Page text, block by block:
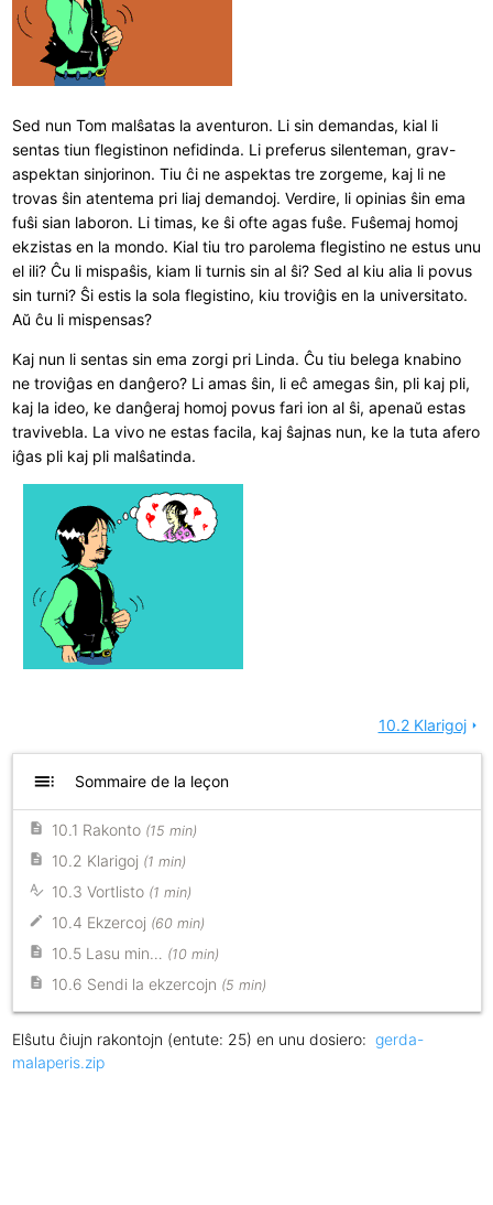
Sed nun Tom malŝatas la aventuron. Li sin demandas, kial li
sentas tiun flegistinon nefidinda. Li preferus silenteman, grav-
aspektan sinjorinon. Tiu ĉi ne aspektas tre zorgeme, kaj li ne
trovas ŝin atentema pri liaj demandoj. Verdire, li opinias ŝin ema
fuŝi sian laboron. Li timas, ke ŝi ofte agas fuŝe. Fuŝemaj homoj
ekzistas en la mondo. Kial tiu tro parolema flegistino ne estus unu
el ili? Ĉu li mispaŝis, kiam li turnis sin al ŝi? Sed al kiu alia li povus
sin turni? Ŝi estis la sola flegistino, kiu troviĝis en la universitato.
Aŭ ĉu li mispensas?
Kaj nun li sentas sin ema zorgi pri Linda. Ĉu tiu belega knabino
ne troviĝas en danĝero? Li amas ŝin, li eĉ amegas ŝin, pli kaj pli,
kaj la ideo, ke danĝeraj homoj povus fari ion al ŝi, apenaŭ estas
travivebla. La vivo ne estas facila, kaj ŝajnas nun, ke la tuta afero
iĝas pli kaj pli malŝatinda.
10.2 Klarigojarrow_right
toc Sommaire de la leçon
10.1 Rakonto (15 min)
10.2 Klarigoj (1 min)
10.3 Vortlisto (1 min)
10.4 Ekzercoj (60 min)
10.5 Lasu min… (10 min)
10.6 Sendi la ekzercojn (5 min)
Elŝutu ĉiujn rakontojn (entute: 25) en unu dosiero: gerda-
malaperis.zip